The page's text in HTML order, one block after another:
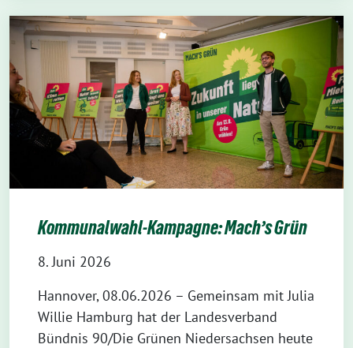
Kommunalwahl-Kampagne: Mach’s Grün
8. Juni 2026
Hannover, 08.06.2026 – Gemeinsam mit Julia
Willie Hamburg hat der Landesverband
Bündnis 90/Die Grünen Niedersachsen heute